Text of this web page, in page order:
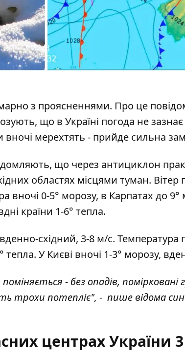
з проясненнями. Про це
що в Україні погода не
мерехтять - прийде сильна
що через антициклон
областях місцями туман.
вночі 0-5° морозу, в Карпатах до 9°
країни 1-6° тепла.
східний, 3-8 м/с. Температура
У Києві вночі 1-3° морозу,
- без опадів, помірковані
трохи потепліє", - пише відома
центрах України